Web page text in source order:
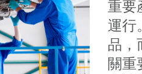
重要
運行
品，
關重